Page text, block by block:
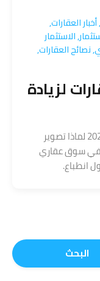
,أخبار العقارات,
,الاستثمار
,نصائح العقارات,
لزيادة
أفضل طرق تصوير العقارات لزيادة البيع 2026 لماذا تصوير
في سوق عقاري
انطباع.
البحث